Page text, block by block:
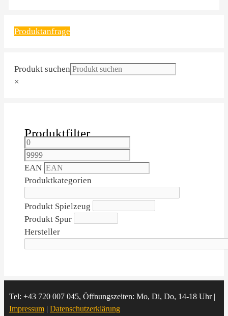
Produktanfrage
Produkt suchen
×
Produktfilter
EAN
Produktkategorien
Produkt Spielzeug
Produkt Spur
Hersteller
Tel: +43 720 007 045, Öffnungszeiten: Mo, Di, Do, 14-18 Uhr |
Impressum | Datenschutzerklärung